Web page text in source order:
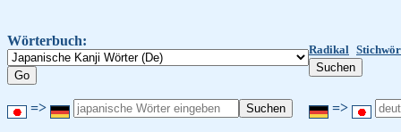
Wörterbuch:
Radikal
=> =>